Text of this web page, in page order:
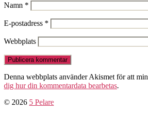
Namn *
E-postadress *
Webbplats
Denna webbplats använder Akismet för att
dig hur din kommentardata bearbetas.
© 2026 5 Pelare